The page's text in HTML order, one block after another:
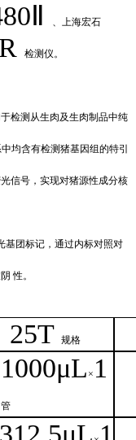
、上海宏石
检测仪。
检测从生肉及生肉制品中纯
均含有检测猪基因组的特引
信号，实现对猪源性成分核
基团标记，通过内标对照对
性。
25T 规格
1000μL × 1
管